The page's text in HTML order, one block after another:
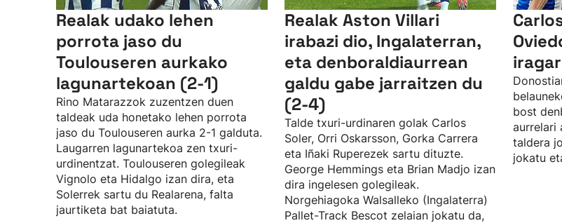
Realak udako lehen
porrota jaso du
Toulouseren aurkako
lagunartekoan (2-1)
Rino Matarazzok zuzentzen duen
taldeak uda honetako lehen porrota
jaso du Toulouseren aurka 2-1 galduta.
Laugarren lagunartekoa zen txuri-
urdinentzat. Toulouseren golegileak
Vignolo eta Hidalgo izan dira, eta
Solerrek sartu du Realarena, falta
jaurtiketa bat baiatuta.
Realak Aston Villari
irabazi dio, Ingalaterran,
eta denboraldiaurrean
galdu gabe jarraitzen du
(2-4)
Talde txuri-urdinaren golak Carlos
Soler, Orri Oskarsson, Gorka Carrera
eta Iñaki Ruperezek sartu dituzte.
George Hemmings eta Brian Madjo izan
dira ingelesen golegileak.
Norgehiagoka Walsalleko (Ingalaterra)
Pallet-Track Bescot zelaian jokatu da,
bost
aurrelari
taldera
jokatu